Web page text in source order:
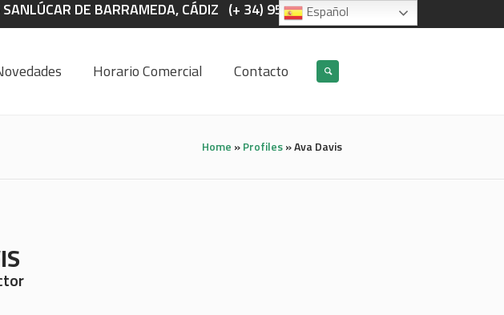
SANLÚCAR DE BARRAMEDA, CÁDIZ (+ 34) 956 385 647
Horario Comercial Contacto
Home »Profiles»Ava Davis
Español